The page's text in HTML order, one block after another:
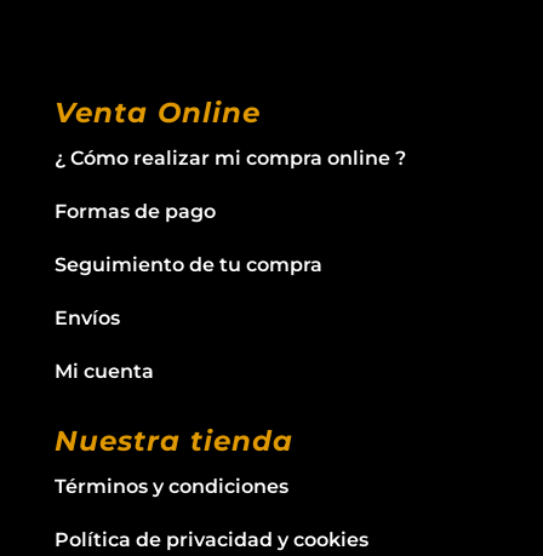
Venta Online
¿ Cómo realizar mi compra online ?
Formas de pago
Seguimiento de tu compra
Envíos
Mi cuenta
Nuestra tienda
Términos y condiciones
Política de privacidad y cookies